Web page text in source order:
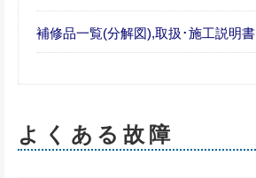
補修品一覧(分解図),取扱･施工説明書
よくある故障